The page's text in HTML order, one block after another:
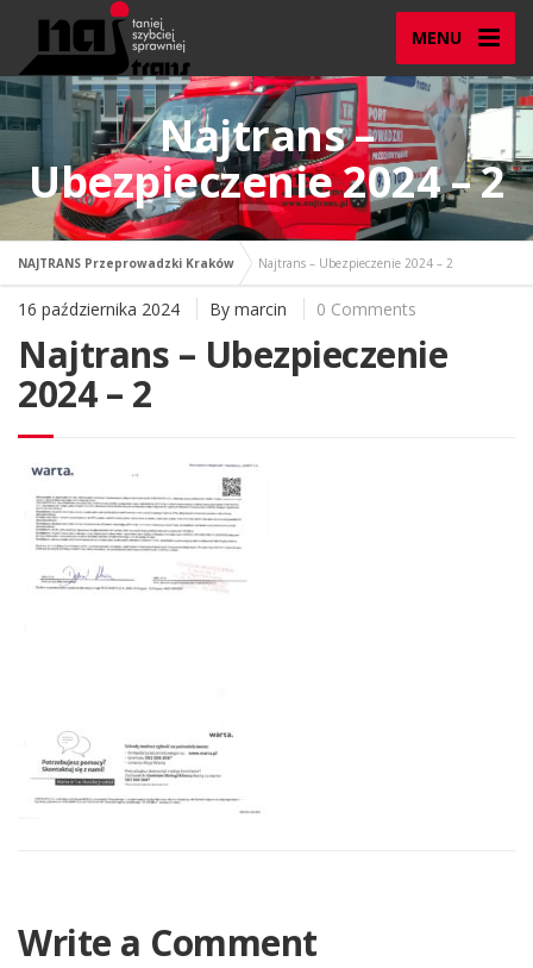
MENU
Najtrans –
Ubezpieczenie 2024 – 2
NAJTRANS Przeprowadzki Kraków Najtrans – Ubezpieczenie 2024 – 2
16 października 2024 By marcin 0 Comments
Najtrans – Ubezpieczenie
2024 – 2
Write a Comment